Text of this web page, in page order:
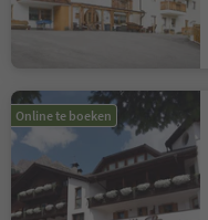
Online te boeken